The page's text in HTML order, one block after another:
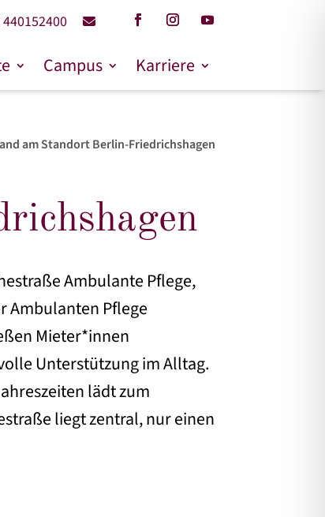
Campus Karriere
am Standort Berlin-Friedrichshagen
Ambulante Pflege,
Ambulanten Pflege
Mieter*innen
Unterstützung im Alltag.
lädt zum
liegt zentral, nur einen